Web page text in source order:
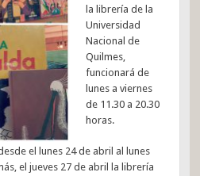
la librería de la
Universidad
Nacional de
Quilmes,
funcionará de
lunes a viernes
de 11.30 a 20.30
horas.
el lunes 24 de abril al lunes
el jueves 27 de abril la librería